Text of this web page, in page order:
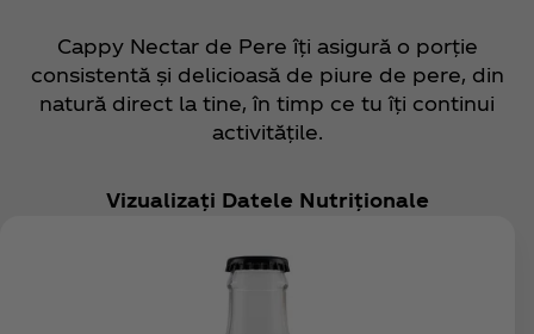
Cappy Nectar de Pere îți asigură o porție
consistentă și delicioasă de piure de pere, din
natură direct la tine, în timp ce tu îți continui
activitățile.
Vizualizați Datele Nutriționale